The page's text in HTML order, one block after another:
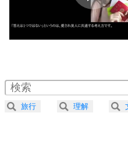
ストレス対策
人生、なん
気楽に生きる
4 器の大きい
プラス思考
2.0倍速 （396KB 1分41秒
2.5倍速 （317KB 1分20秒）
3.0倍速 （264KB 1分7秒）
旅行 理解